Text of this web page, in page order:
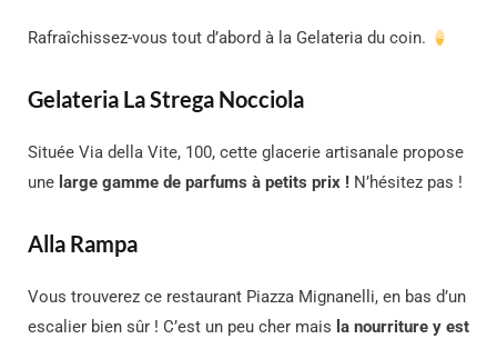
Rafraîchissez-vous tout d’abord à la Gelateria du coin.
Gelateria La Strega Nocciola
Située Via della Vite, 100, cette glacerie artisanale propose
une large gamme de parfums à petits prix ! N’hésitez pas !
Alla Rampa
Vous trouverez ce restaurant Piazza Mignanelli, en bas d’un
escalier bien sûr ! C’est un peu cher mais la nourriture y est